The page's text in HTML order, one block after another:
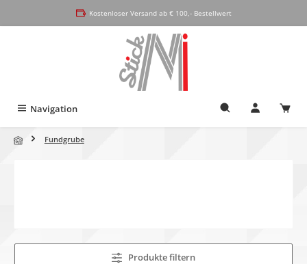
Kostenloser Versand ab € 100,- Bestellwert
Navigation
Fundgrube
Produkte filtern